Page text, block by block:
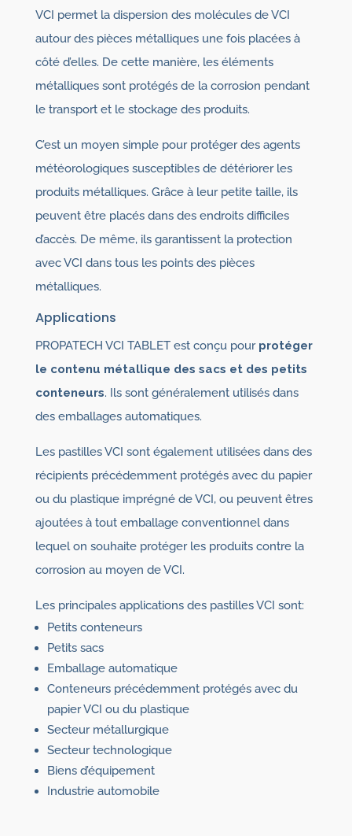
VCI permet la dispersion des molécules de VCI
autour des pièces métalliques une fois placées à
côté d’elles. De cette manière, les éléments
métalliques sont protégés de la corrosion pendant
le transport et le stockage des produits.
C’est un moyen simple pour protéger des agents
météorologiques susceptibles de détériorer les
produits métalliques. Grâce à leur petite taille, ils
peuvent être placés dans des endroits difficiles
d’accès. De même, ils garantissent la protection
avec VCI dans tous les points des pièces
métalliques.
Applications
PROPATECH VCI TABLET est conçu pour protéger
le contenu métallique des sacs et des petits
conteneurs. Ils sont généralement utilisés dans
des emballages automatiques.
Les pastilles VCI sont également utilisées dans des
récipients précédemment protégés avec du papier
ou du plastique imprégné de VCI, ou peuvent êtres
ajoutées à tout emballage conventionnel dans
lequel on souhaite protéger les produits contre la
corrosion au moyen de VCI.
Les principales applications des pastilles VCI sont:
Petits conteneurs
Petits sacs
Emballage automatique
Conteneurs précédemment protégés avec du
papier VCI ou du plastique
Secteur métallurgique
Secteur technologique
Biens d’équipement
Industrie automobile